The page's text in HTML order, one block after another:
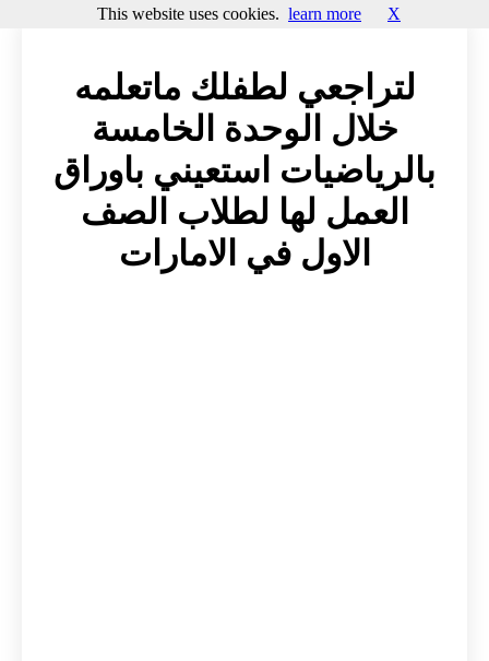
لتراجعي لطفلك ماتعلمه
خلال الوحدة الخامسة
بالرياضيات استعيني باوراق
العمل لها لطلاب الصف
الاول في الامارات
This website uses cookies. learn more X